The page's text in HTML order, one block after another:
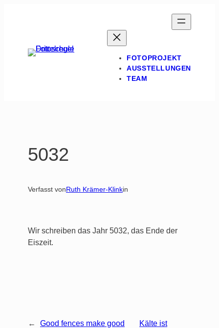
FOTOPROJEKT
AUSSTELLUNGEN
TEAM
5032
Verfasst vonRuth Krämer-Klinkin
Wir schreiben das Jahr 5032, das Ende der
Eiszeit.
←
Good fences make good
Kälte ist